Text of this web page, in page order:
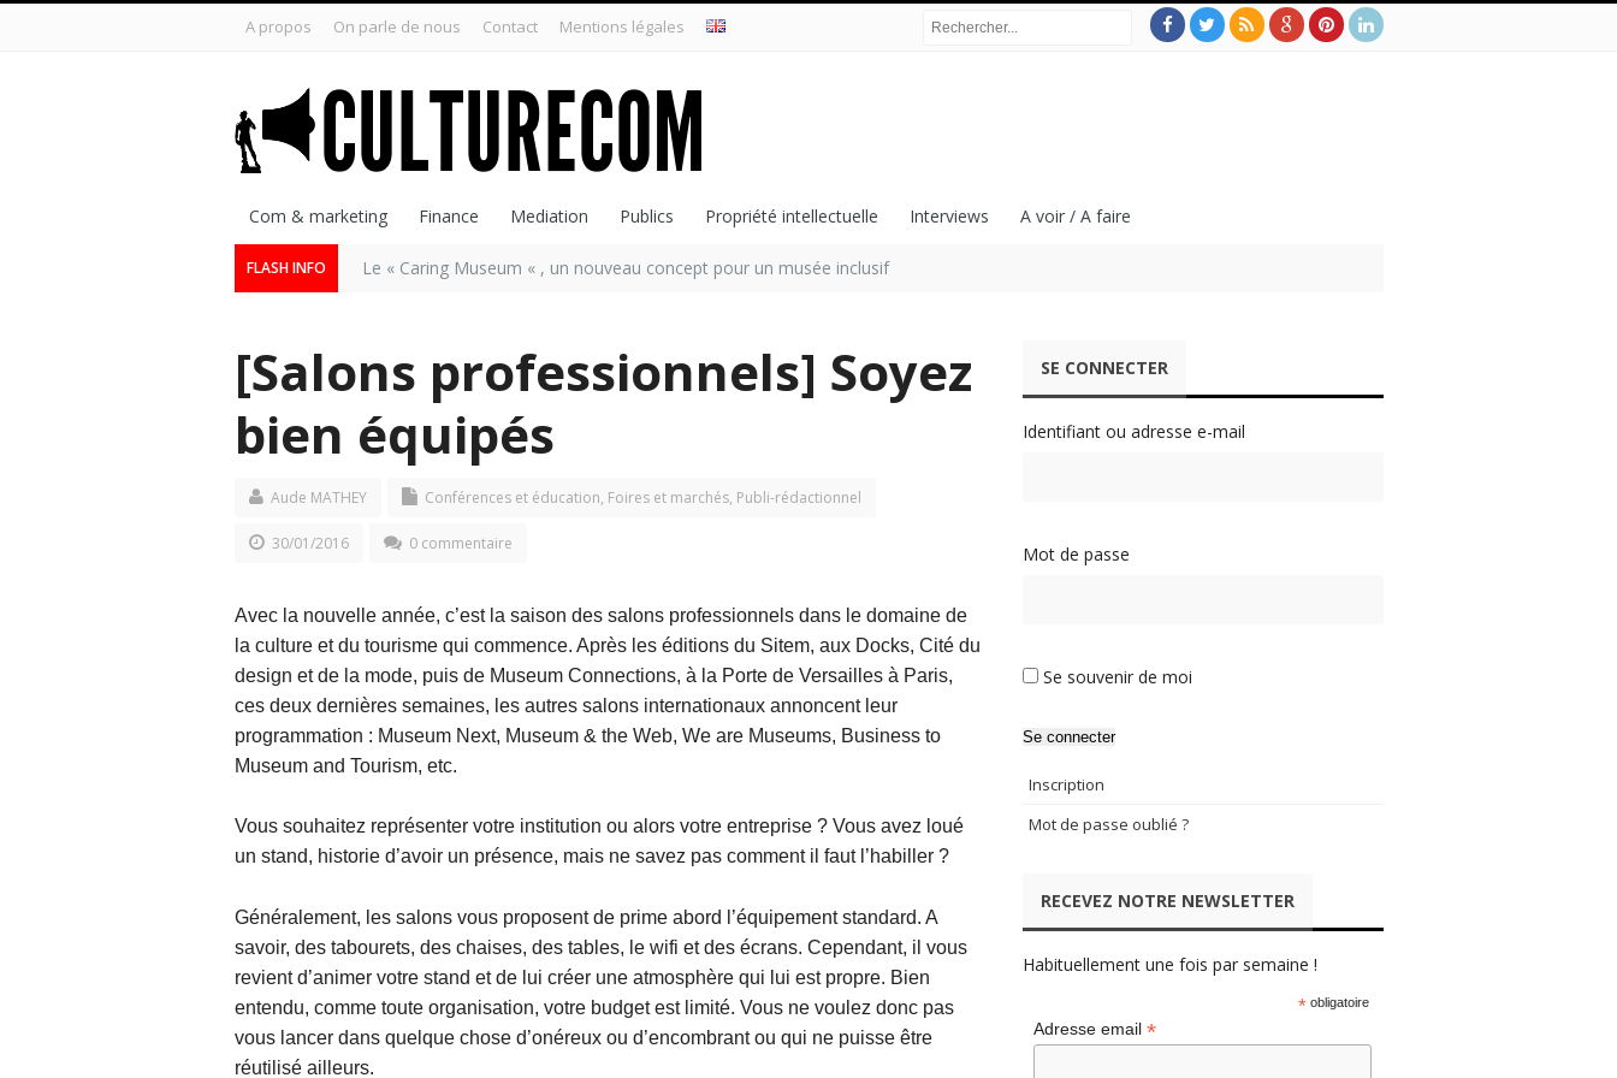
A propos On parle de nous Contact Mentions légales
Com & marketing Finance Mediation Publics Propriété intellectuelle Interviews A voir / A faire
FLASH INFO Le « Caring Museum « , un nouveau concept pour un musée inclusif
[Salons professionnels] Soyez
bien équipés
Aude MATHEY Conférences et éducation, Foires et marchés, Publi-rédactionnel
30/01/2016 0 commentaire
Avec la nouvelle année, c’est la saison des salons professionnels dans le domaine de
la culture et du tourisme qui commence. Après les éditions du Sitem, aux Docks, Cité du
design et de la mode, puis de Museum Connections, à la Porte de Versailles à Paris,
ces deux dernières semaines, les autres salons internationaux annoncent leur
programmation : Museum Next, Museum & the Web, We are Museums, Business to
Museum and Tourism, etc.
Vous souhaitez représenter votre institution ou alors votre entreprise ? Vous avez loué
un stand, historie d’avoir un présence, mais ne savez pas comment il faut l’habiller ?
Généralement, les salons vous proposent de prime abord l’équipement standard. A
savoir, des tabourets, des chaises, des tables, le wifi et des écrans. Cependant, il vous
revient d’animer votre stand et de lui créer une atmosphère qui lui est propre. Bien
entendu, comme toute organisation, votre budget est limité. Vous ne voulez donc pas
vous lancer dans quelque chose d’onéreux ou d’encombrant ou qui ne puisse être
réutilisé ailleurs.
SE CONNECTER
Identifiant ou adresse e-mail
Mot de passe
Se souvenir de moi
Se connecter
Inscription
Mot de passe oublié ?
RECEVEZ NOTRE NEWSLETTER
Habituellement une fois par semaine !
*obligatoire
Adresse email *